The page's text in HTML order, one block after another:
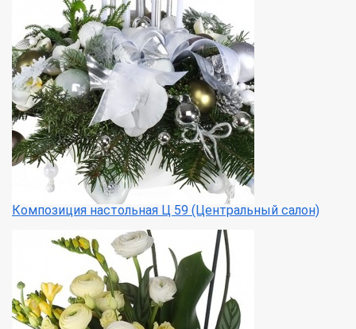
Композиция настольная Ц 59 (Центральный салон)